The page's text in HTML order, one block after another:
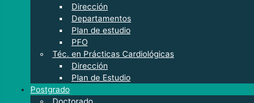
Dirección
Departamentos
Plan de estudio
PFO
Téc. en Prácticas Cardiológicas
Dirección
Plan de Estudio
Postgrado
Doctorado